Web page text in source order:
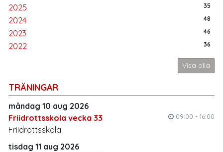
2025 35
2024 48
2023 46
2022 36
Visa alla
TRÄNINGAR
måndag 10 aug 2026
Friidrottsskola vecka 33
09:00 - 16:00
Friidrottsskola
tisdag 11 aug 2026